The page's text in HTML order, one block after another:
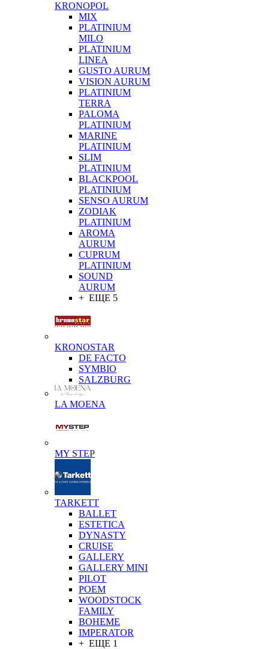
KRONOPOL
MIX
PLATINIUM
MILO
PLATINIUM
LINEA
GUSTO AURUM
VISION AURUM
PLATINIUM
TERRA
PALOMA
PLATINIUM
MARINE
PLATINIUM
SLIM
PLATINIUM
BLACKPOOL
PLATINIUM
SENSO AURUM
ZODIAK
PLATINIUM
AROMA
AURUM
CUPRUM
PLATINIUM
SOUND
AURUM
+ ЕЩЕ 5
KRONOSTAR
DE FACTO
SYMBIO
SALZBURG
LA MOENA
MY STEP
TARKETT
BALLET
ESTETICA
DYNASTY
CRUISE
GALLERY
GALLERY MINI
PILOT
POEM
WOODSTOCK
FAMILY
BOHEME
IMPERATOR
+ ЕЩЕ 1